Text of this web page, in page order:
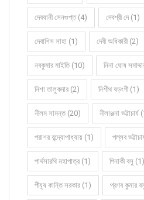
দেবযানী সেনগুপ্ত (4) দেবশ্রী দে (1)
দেবাশিস সাহা (1) দেবী অধিকারী (2)
নবকুমার মাইতি (10) নিনা ঘোষ
নিশা তালুকদার (2) নিশীথ ষড়ংগী (1)
নীলম সামন্ত (20) নীলাঞ্জনা ভট্টাচার্য
পরাশর বন্দ্যোপাধ্যায় (1) পল্লব
পার্থসারথি মহাপাত্র (1) পিনাকী বসু (1)
পীযূষ কান্তি সরকার (1) প্রণব কুমার